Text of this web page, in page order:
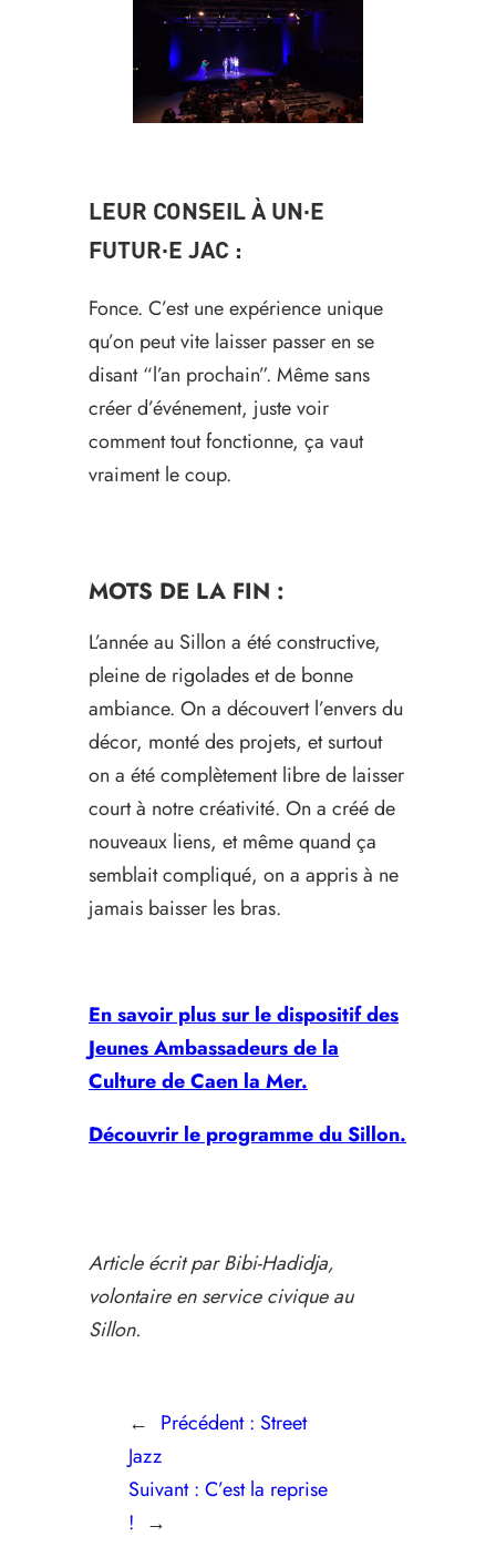
LEUR CONSEIL À UN·E
FUTUR·E JAC :
Fonce. C’est une expérience unique
qu’on peut vite laisser passer en se
disant “l’an prochain”. Même sans
créer d’événement, juste voir
comment tout fonctionne, ça vaut
vraiment le coup.
MOTS DE LA FIN :
L’année au Sillon a été constructive,
pleine de rigolades et de bonne
ambiance. On a découvert l’envers du
décor, monté des projets, et surtout
on a été complètement libre de laisser
court à notre créativité. On a créé de
nouveaux liens, et même quand ça
semblait compliqué, on a appris à ne
jamais baisser les bras.
En savoir plus sur le dispositif des
Jeunes Ambassadeurs de la
Culture de Caen la Mer.
Découvrir le programme du Sillon.
Article écrit par Bibi-Hadidja,
volontaire en service civique au
Sillon.
← Précédent : Street
Jazz
Suivant : C’est la reprise
! →